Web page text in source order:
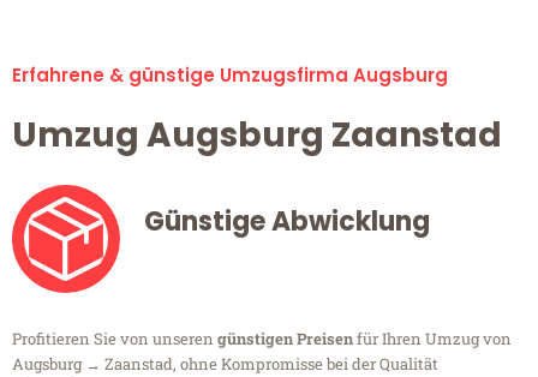
Erfahrene & günstige Umzugsfirma Augsburg
Umzug Augsburg Zaanstad
Günstige Abwicklung
Profitieren Sie von unseren günstigen Preisenfür Ihren Umzug von
Augsburg → Zaanstad, ohne Kompromisse bei der Qualität